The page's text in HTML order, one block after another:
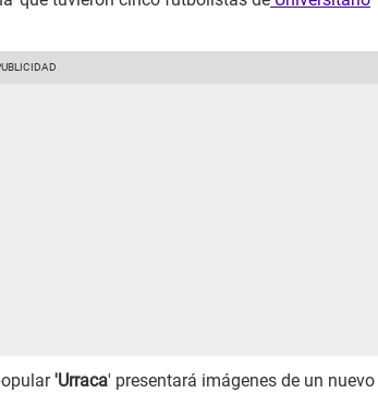
'Urraca' presentará imágenes de un nuevo